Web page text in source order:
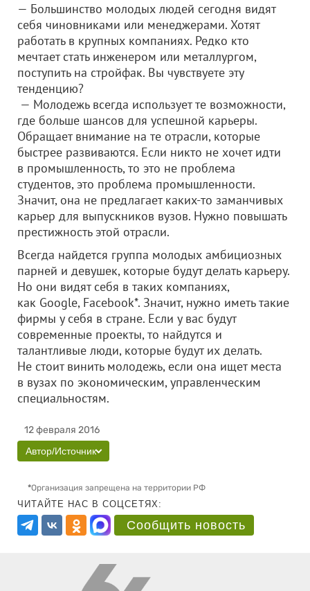
— Большинство молодых людей сегодня видят
себя чиновниками или менеджерами. Хотят
работать в крупных компаниях. Редко кто
мечтает стать инженером или металлургом,
поступить на стройфак. Вы чувствуете эту
тенденцию?
— Молодежь всегда использует те возможности,
где больше шансов для успешной карьеры.
Обращает внимание на те отрасли, которые
быстрее развиваются. Если никто не хочет идти
в промышленность, то это не проблема
студентов, это проблема промышленности.
Значит, она не предлагает каких-то заманчивых
карьер для выпускников вузов. Нужно повышать
престижность этой отрасли.
Всегда найдется группа молодых амбициозных
парней и девушек, которые будут делать карьеру.
Но они видят себя в таких компаниях,
как Google, Facebook*. Значит, нужно иметь такие
фирмы у себя в стране. Если у вас будут
современные проекты, то найдутся и
талантливые люди, которые будут их делать.
Не стоит винить молодежь, если она ищет места
в вузах по экономическим, управленческим
специальностям.
12 февраля 2016
Автор/Источник
*Организация запрещена на территории РФ
ЧИТАЙТЕ НАС В СОЦСЕТЯХ:
Сообщить новость